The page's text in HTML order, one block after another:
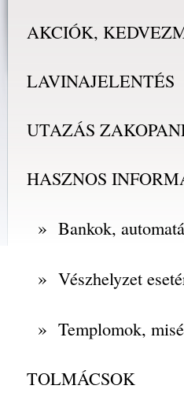
AKCIÓK,
LAVINAJELENTÉS
UTAZÁS
HASZNOS
» Bankok,
» Vészhelyzet
» Templomok,
TOLMÁCSOK